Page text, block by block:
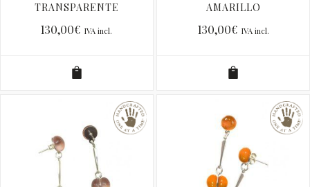
TRANSPARENTE
LARGO
130,00€ IVA incl.
AMARILLO
130,00€ IVA incl.